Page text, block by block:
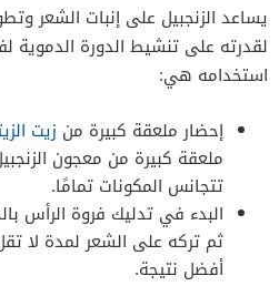
يساعد الزنجبيل على إنبات الشعر
لقدرته على تنشيط الدورة الدموية
استخدامه هي:
إحضار ملعقة كبيرة من زيت
ملعقة كبيرة من معجون
تتجانس المكونات تمامًا.
ثم تركه على الشعر لمدة لا
أفضل نتيجة.